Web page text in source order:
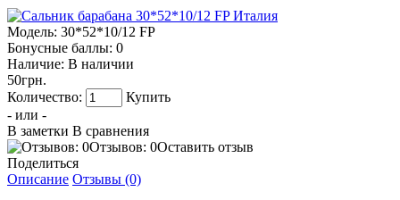
Модель: 30*52*10/12 FP
Бонусные баллы: 0
Наличие: В наличии
50грн.
Количество:
Купить
- или -
В заметки В сравнения
Отзывов: 0Оставить отзыв
Поделиться
Описание Отзывы (0)